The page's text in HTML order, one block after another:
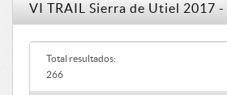
VI TRAIL Sierra de Utiel 2017
Total resultados:
266